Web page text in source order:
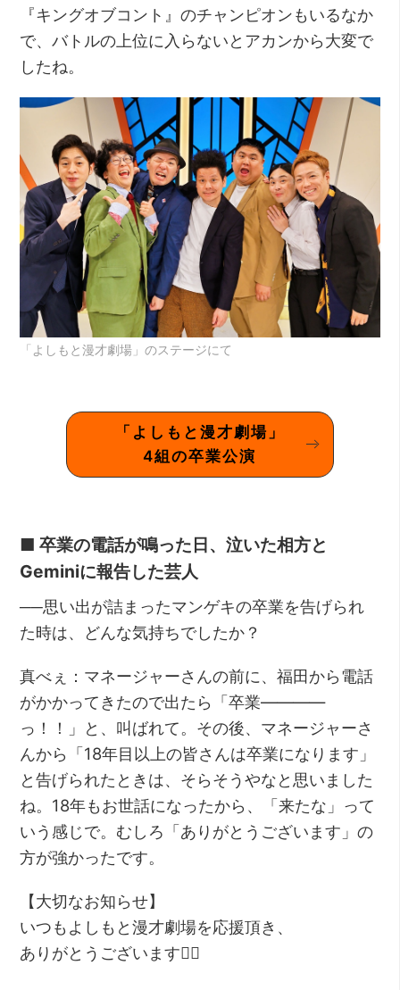
『キングオブコント』のチャンピオンもいるなか
で、バトルの上位に入らないとアカンから大変で
したね。
「よしもと漫才劇場」のステージにて
「よしもと漫才劇場」
4組の卒業公演
■ 卒業の電話が鳴った日、泣いた相方と
Geminiに報告した芸人
──思い出が詰まったマンゲキの卒業を告げられ
た時は、どんな気持ちでしたか？
真べぇ：マネージャーさんの前に、福田から電話
がかかってきたので出たら「卒業――――
っ！！」と、叫ばれて。その後、マネージャーさ
んから「18年目以上の皆さんは卒業になります」
と告げられたときは、そらそうやなと思いました
ね。18年もお世話になったから、「来たな」って
いう感じで。むしろ「ありがとうございます」の
方が強かったです。
【大切なお知らせ】
いつもよしもと漫才劇場を応援頂き、
ありがとうございます🙇‍♀️